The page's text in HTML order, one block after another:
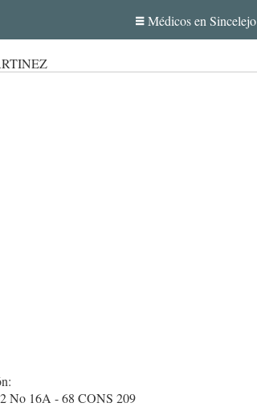
Médicos en Sincelejo
No 16A - 68 CONS 209